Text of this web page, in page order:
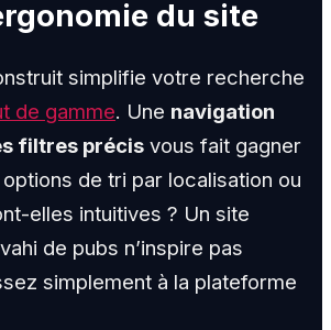
du site
simplifie votre recherche
de gamme. Une navigation
filtres précis vous fait gagner
de tri par localisation ou
elles intuitives ? Un site
de pubs n’inspire pas
simplement à la plateforme